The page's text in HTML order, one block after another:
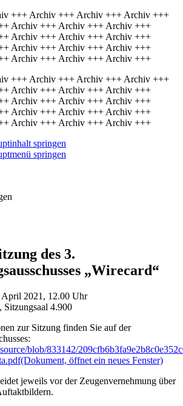
+++ Archiv +++ Archiv +++ Archiv +++
Archiv +++ Archiv +++ Archiv +++
Archiv +++ Archiv +++ Archiv +++
Archiv +++ Archiv +++ Archiv +++
Archiv +++ Archiv +++ Archiv +++
+++ Archiv +++ Archiv +++ Archiv +++
Archiv +++ Archiv +++ Archiv +++
Archiv +++ Archiv +++ Archiv +++
Archiv +++ Archiv +++ Archiv +++
Archiv +++ Archiv +++ Archiv +++
springen
springen
des 3.
„Wirecard“
April 2021, 12.00 Uhr
Sitzungsaal 4.900
zur Sitzung finden Sie auf der
blob/833142/
(Dokument, öffnet ein neues Fenster)
jeweils vor der Zeugenvernehmung über